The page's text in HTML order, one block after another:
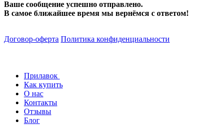
Ваше сообщение успешно отправлено.
В самое ближайшее время мы вернёмся с ответом!
Договор-оферта Политика конфиденциальности
Прилавок
Как купить
О нас
Контакты
Отзывы
Блог